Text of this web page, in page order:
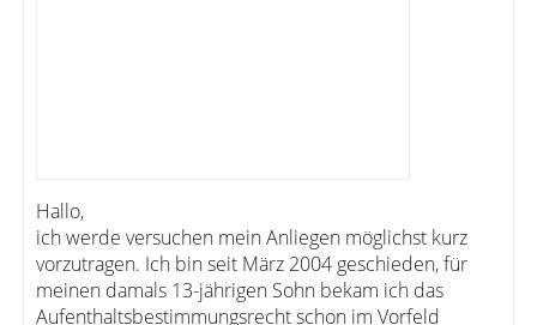
Hallo,
ich werde versuchen mein Anliegen möglichst kurz
vorzutragen. Ich bin seit März 2004 geschieden, für
meinen damals 13-jährigen Sohn bekam ich das
Aufenthaltsbestimmungsrecht schon im Vorfeld